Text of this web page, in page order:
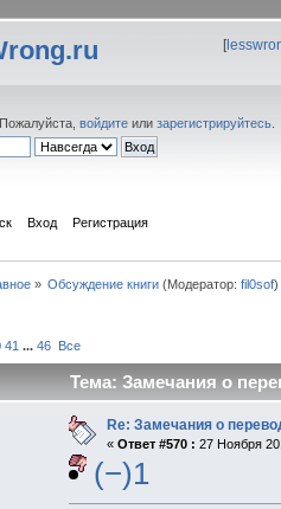
[
. Пожалуйста, войдите или зарегистрируйтесь
Вход Регистрация
» Обсуждение книги(Модератор: fil0sof)
41 ...46 Все
Тема: Замечания о
Re: Замечания о
« Ответ #570 : 27 Ноября
(−)1